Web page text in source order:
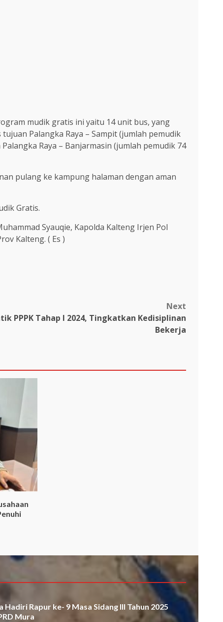
mudik gratis ini yaitu 14 unit bus, yang
Palangka Raya – Sampit (jumlah pemudik
Raya – Banjarmasin (jumlah pemudik 74
pulang ke kampung halaman dengan aman
Gratis.
Syauqie, Kapolda Kalteng Irjen Pol
Kalteng. ( Es )
Next
PPPK Tahap I 2024, Tingkatkan Kedisiplinan
Bekerja
Hadiri Rapur ke- 9 Masa Sidang III Tahun 2025
Mura